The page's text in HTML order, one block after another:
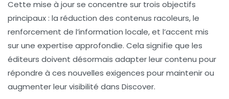
Cette mise à jour se concentre sur trois objectifs
principaux : la réduction des contenus racoleurs, le
renforcement de l’information locale, et l’accent mis
sur une expertise approfondie. Cela signifie que les
éditeurs doivent désormais adapter leur contenu pour
répondre à ces nouvelles exigences pour maintenir ou
augmenter leur visibilité dans Discover.